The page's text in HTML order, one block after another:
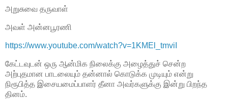
அறுசுவை தருவாள்
அவள் அன்னபூரணி
https://www.youtube.com/watch?v=1KMEl_tmviI
கேட்டவுடன் ஒரு ஆன்மிக நிலைக்கு அழைத்துச் சென்ற
அற்புதமான பாடலையும் தன்னால் கொடுக்க முடியும் என்று
நிரூபித்த இசையமைப்பாளர் தீனா அவர்களுக்கு இன்று பிறந்த
தினம்.